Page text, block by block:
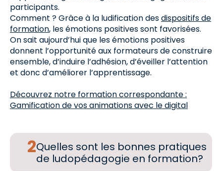
participants.
Comment ? Grâce à la ludification desdispositifs de
formation, les émotions positives sont favorisées.
On sait aujourd’hui que les émotions positives
donnent l’opportunité aux formateurs de construire
ensemble, d’induire l’adhésion, d’éveiller l’attention
et donc d’améliorer l’apprentissage.
Découvrez notre formation correspondante :
Gamification de vos animations avec le digital
Quelles sont les bonnes pratiques
de ludopédagogie en formation?